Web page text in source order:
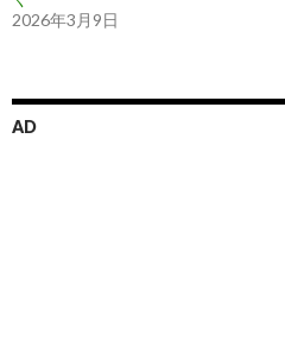
2026年3月9日
AD